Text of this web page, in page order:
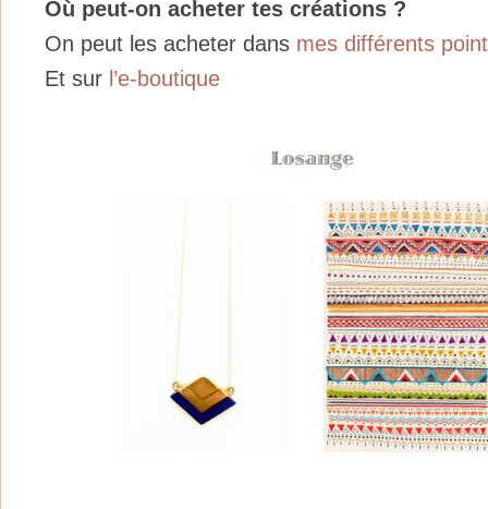
Où peut-on acheter tes créations ?
On peut les acheter dans mes différents
Et sur l’e-boutique